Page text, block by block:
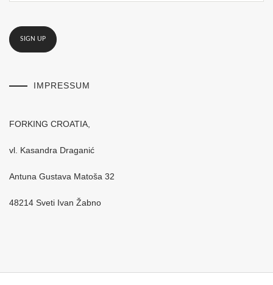
IMPRESSUM
FORKING CROATIA,
vl. Kasandra Draganić
Antuna Gustava Matoša 32
48214 Sveti Ivan Žabno